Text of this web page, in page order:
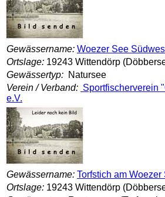
Gewässername: Woezer See
Ortslage: 19243 Wittendörp
Gewässertyp: Natursee
Verein / Verband: Sportfischerverein
e.V.
Gewässername: Torfstich am Woezer
Ortslage: 19243 Wittendörp